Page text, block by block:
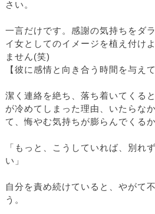
さい。
一言だけです。感謝の気持ちをダ
イ女としてのイメージを植え付け
ません(笑)
【彼に感情と向き合う時間を与え
潔く連絡を絶ち、落ち着いてくる
が冷めてしまった理由、いたらな
て、悔やむ気持ちが膨らんでくる
「もっと、こうしていれば、別れ
い」
自分を責め続けていると、やがて
う。